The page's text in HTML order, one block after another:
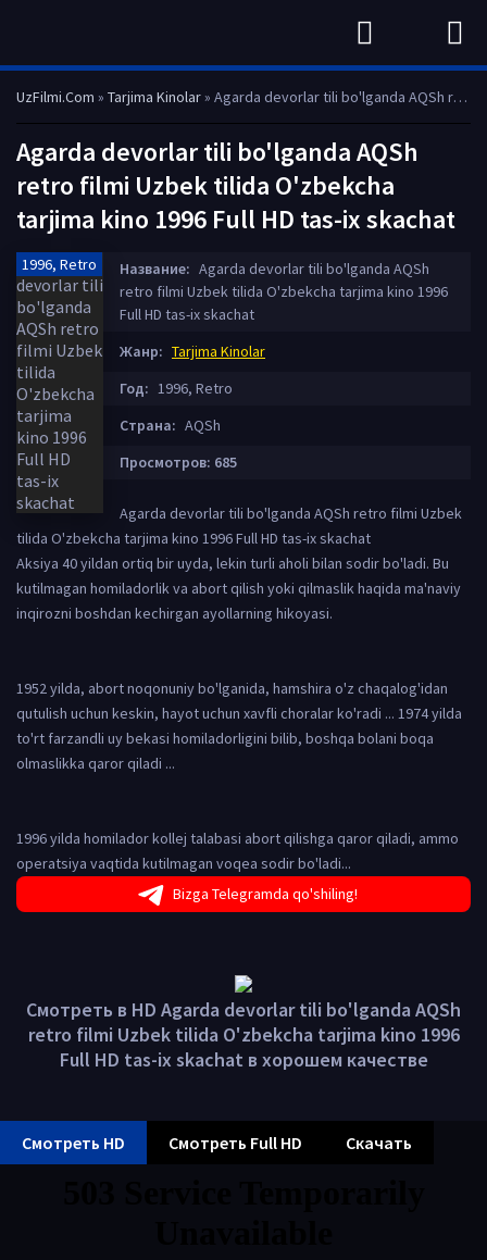
UzFilmi.Com » Tarjima Kinolar» Agarda devorlar tili bo'lganda AQSh retro filmi Uzbek tilida O'zbekcha tarjima kino 1996 Full HD tas-ix skachat
Agarda devorlar tili bo'lganda AQSh
retro filmi Uzbek tilida O'zbekcha
tarjima kino 1996 Full HD tas-ix skachat
1996, Retro Название: Agarda devorlar tili bo'lganda AQSh
retro filmi Uzbek tilida O'zbekcha tarjima kino 1996
Full HD tas-ix skachat
Жанр: Tarjima Kinolar
Год: 1996, Retro
Страна: AQSh
Просмотров: 685
Agarda devorlar tili bo'lganda AQSh retro filmi Uzbek
tilida O'zbekcha tarjima kino 1996 Full HD tas-ix skachat
Aksiya 40 yildan ortiq bir uyda, lekin turli aholi bilan sodir bo'ladi. Bu
kutilmagan homiladorlik va abort qilish yoki qilmaslik haqida ma'naviy
inqirozni boshdan kechirgan ayollarning hikoyasi.
1952 yilda, abort noqonuniy bo'lganida, hamshira o'z chaqalog'idan
qutulish uchun keskin, hayot uchun xavfli choralar ko'radi ... 1974 yilda
to'rt farzandli uy bekasi homiladorligini bilib, boshqa bolani boqa
olmaslikka qaror qiladi ...
1996 yilda homilador kollej talabasi abort qilishga qaror qiladi, ammo
operatsiya vaqtida kutilmagan voqea sodir bo'ladi...
Bizga Telegramda qo'shiling!
Смотреть в HD Agarda devorlar tili bo'lganda AQSh
retro filmi Uzbek tilida O'zbekcha tarjima kino 1996
Full HD tas-ix skachat в хорошем качестве
Смотреть HD Смотреть Full HD Скачать